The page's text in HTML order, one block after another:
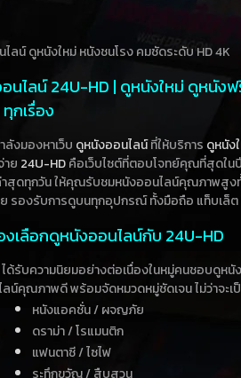
ลน์ ดูหนังใหม่ หนังชนโรง คมชัดระดับ HD 4K
นไลน์ 24U-HD | ดูหนังใหม่ ดูหนัง
กเรื่อง
งมองหาเว็บ ดูหนังออนไลน์ที่ให้บริการ ดูหนัง
าย 24U-HDคือเว็บไซต์ที่ตอบโจทย์คุณที่สุดใน
าสุดทุกวัน ให้คุณรับชมหนังออนไลน์คุณภาพสูง
ย รองรับการดูบนทุกอุปกรณ์ ทั้งมือถือ แท็บเล็
งเลือกดูหนังออนไลน์กับ 24U-HD
ได้รับความนิยมอย่างต่อเนื่องในหมู่คนชอบดูหนัง
น์คุณภาพดี พร้อมจัดหมวดหมู่ชัดเจน ไม่ว่าจะเ
หนังแอคชั่น / ผจญภัย
ดราม่า / โรแมนติก
แฟนตาซี / ไซไฟ
ระทึกขวัญ / สืบสวน